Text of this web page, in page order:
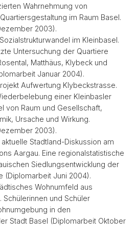
Wahrnehmung von
im Raum Basel.
2003).
im Kleinbasel.
Untersuchung der Quartiere
Matthäus, Klybeck und
Januar 2004).
Aufwertung Klybeckstrasse.
einer Kleinbasler
von Raum und Gesellschaft,
Ursache und Wirkung.
2003).
Stadtland-Diskussion am
Aargau. Eine regionalstatistische
Siedlungsentwicklung der
(Diplomarbeit Juni 2004).
Wohnumfeld aus
Schülerinnen und Schüler
in den
Stadt Basel (Diplomarbeit Oktober